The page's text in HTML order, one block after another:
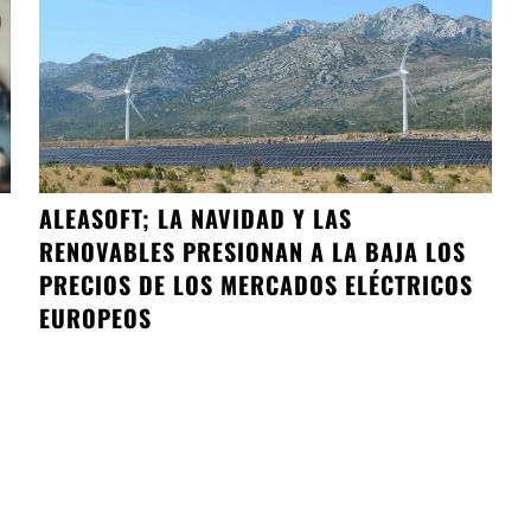
ALEASOFT; LA NAVIDAD Y LAS
RENOVABLES PRESIONAN A LA BAJA LOS
PRECIOS DE LOS MERCADOS ELÉCTRICOS
EUROPEOS